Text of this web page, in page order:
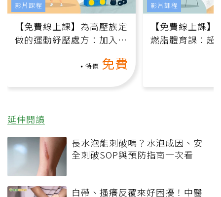
【免費線上課】為高壓族定
做的運動紓壓處方：加入行
特價 免費
影片課程
【免費線上課
燃脂體育課：超
影片課程
延伸閱讀
長水泡能刺破嗎？水泡成因、安
全刺破SOP與預防指南一次看
白帶、搔癢反覆來好困擾！中醫